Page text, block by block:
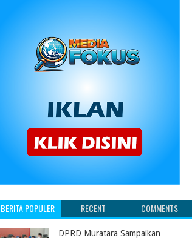
BERITA POPULER RECENT COMMENTS
DPRD Muratara Sampaikan